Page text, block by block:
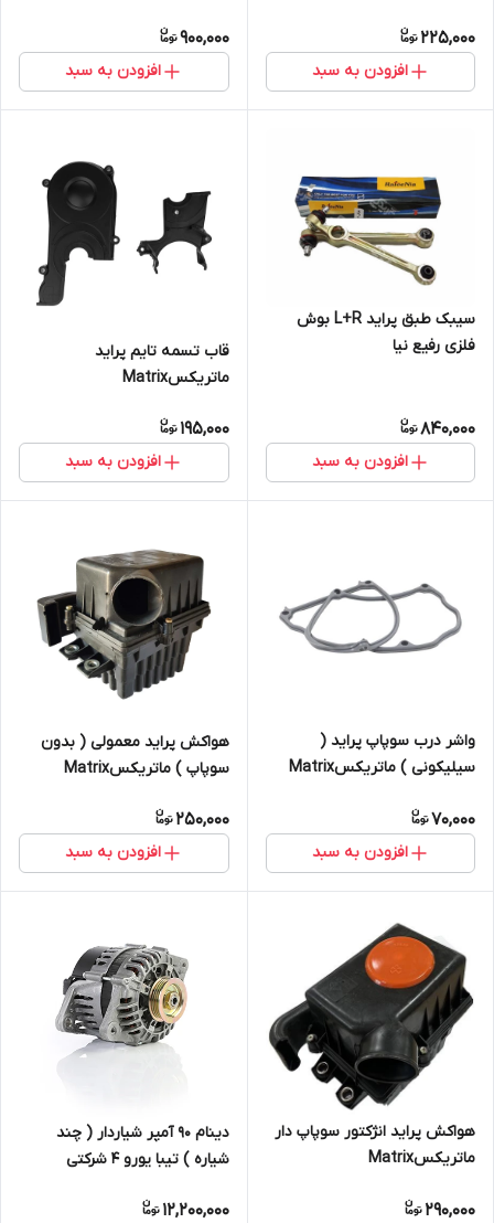
225,000
افزودن به سبد
900,000
افزودن به سبد
سیبک طبق پراید L+R بوش
فلزی رفیع نیا
840,000
افزودن به سبد
قاب تسمه تایم پراید
ماتریکسMatrix
195,000
افزودن به سبد
واشر درب سوپاپ پراید (
سیلیکونی ) ماتریکسMatrix
70,000
افزودن به سبد
هواکش پراید معمولی ( بدون
سوپاپ ) ماتریکسMatrix
250,000
افزودن به سبد
هواکش پراید انژکتور سوپاپ دار
ماتریکسMatrix
290,000
دینام ۹۰ آمپر شیاردار ( چند
شیاره ) تیبا یورو ۴ شرکتی
12,200,000